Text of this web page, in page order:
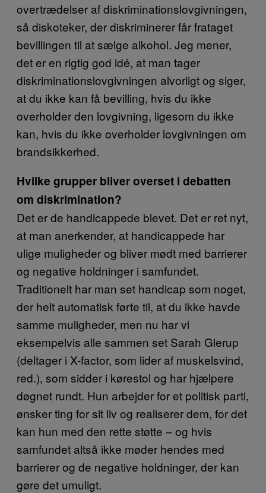
overtrædelser af diskriminationslovgivningen,
så diskoteker, der diskriminerer får frataget
bevillingen til at sælge alkohol. Jeg mener,
det er en rigtig god idé, at man tager
diskriminationslovgivningen alvorligt og siger,
at du ikke kan få bevilling, hvis du ikke
overholder den lovgivning, ligesom du ikke
kan, hvis du ikke overholder lovgivningen om
brandsikkerhed.
Hvilke grupper bliver overset i debatten
om diskrimination?
Det er de handicappede blevet. Det er ret nyt,
at man anerkender, at handicappede har
ulige muligheder og bliver mødt med barrierer
og negative holdninger i samfundet.
Traditionelt har man set handicap som noget,
der helt automatisk førte til, at du ikke havde
samme muligheder, men nu har vi
eksempelvis alle sammen set Sarah Glerup
(deltager i X-factor, som lider af muskelsvind,
red.), som sidder i kørestol og har hjælpere
døgnet rundt. Hun arbejder for et politisk parti,
ønsker ting for sit liv og realiserer dem, for det
kan hun med den rette støtte – og hvis
samfundet altså ikke møder hendes med
barrierer og de negative holdninger, der kan
gøre det umuligt.